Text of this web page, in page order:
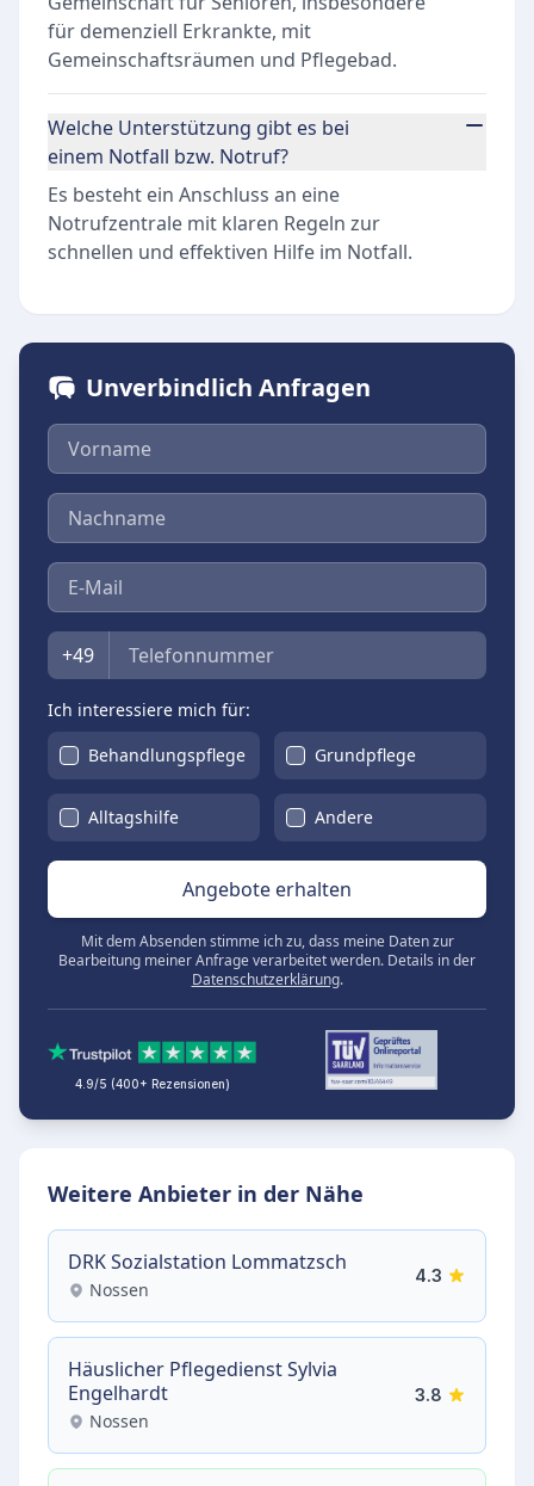
für demenziell Erkrankte, mit
Gemeinschaftsräumen und Pflegebad.
Welche Unterstützung gibt es bei
einem Notfall bzw. Notruf?
Es besteht ein Anschluss an eine
Notrufzentrale mit klaren Regeln zur
schnellen und effektiven Hilfe im Notfall.
Unverbindlich Anfragen
Vorname
Nachname
E-Mail
Telefon
+49
Ich interessiere mich für:
Behandlungspflege
Grundpflege
Alltagshilfe Andere
Angebote erhalten
Mit dem Absenden stimme ich zu, dass meine Daten zur
Bearbeitung meiner Anfrage verarbeitet werden. Details in der
Datenschutzerklärung.
4.9/5 (400+ Rezensionen)
Weitere Anbieter in der Nähe
DRK Sozialstation Lommatzsch
Nossen
4.3
Häuslicher Pflegedienst Sylvia
Engelhardt
Nossen
3.8